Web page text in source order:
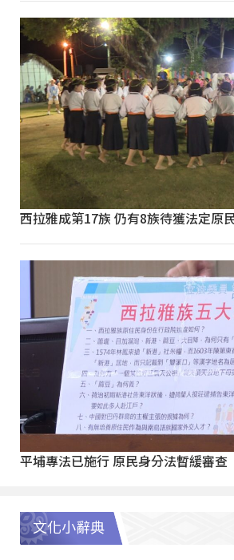
西拉雅成第17族 仍有8族待獲法定原
平埔專法已施行 原民身分法暫緩審查
文化小辭典